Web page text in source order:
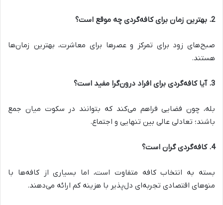
2
. بهترین زمان برای کافه‌گردی چه موقع است؟
صبح‌های زود برای تمرکز و عصرها برای معاشرت، بهترین زمان‌ها
هستند.
3
.آیا کافه‌گردی برای افراد درون‌گرا مفید است؟
بله، چون فضایی فراهم می‌کند که بتوانند در سکوت میان جمع
باشند؛ تعادلی عالی بین تنهایی و اجتماع.
4
.کافه‌گردی گران است؟
بسته به انتخاب کافه متفاوت است، اما بسیاری از کافه‌ها با
منوهای اقتصادی تجربه‌ای دل‌پذیر با هزینه کم ارائه می‌دهند.